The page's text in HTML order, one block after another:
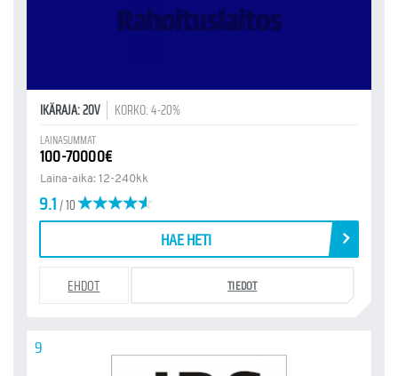
IKÄRAJA: 20V KORKO: 4-20%
LAINASUMMAT
100-70000€
Laina-aika: 12-240kk
9.1/ 10
HAE HETI
EHDOT TIEDOT
9